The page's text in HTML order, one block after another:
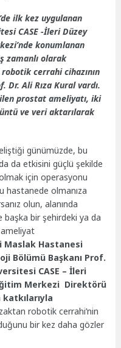
ilk kez uygulanan
CASE -İleri Düzey
konumlanan
zamanlı olarak
cerrahi cihazının
Dr. Ali Rıza Kural vardı.
prostat ameliyatı, iki
ve veri aktarılarak
günümüzde, bu
da etkisini güçlü şekilde
için operasyonu
hastanede olmanıza
olun, alanında
bir şehirdeki ya da
Maslak Hastanesi
Bölümü Başkanı Prof.
CASE – İleri
Merkezi Direktörü
robotik cerrahi’nin
bir kez daha gözler